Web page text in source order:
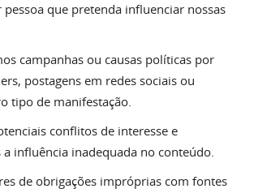
que pretenda influenciar nossas
campanhas ou causas políticas por
postagens em redes sociais ou
tipo de manifestação.
conflitos de interesse e
influência inadequada no conteúdo.
de obrigações impróprias com fontes